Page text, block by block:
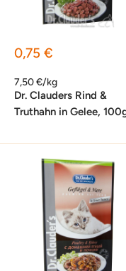
Sonderpreis
0,75 €
7,50 €/kg
Dr. Clauders Rind &
Truthahn in Gelee,